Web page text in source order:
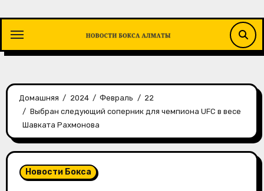
содержимому
Домашняя 2024 Февраль
22
Выбран следующий соперник для чемпиона UFC в весе
Шавката Рахмонова
Новости Бокса